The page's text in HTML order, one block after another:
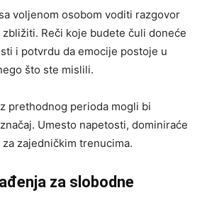
voljenom osobom voditi razgovor
Reči koje budete čuli doneće
i potvrdu da emocije postoje u
što ste mislili.
prethodnog perioda mogli bi
Umesto napetosti, dominiraće
zajedničkim trenucima.
za slobodne